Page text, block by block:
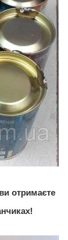
отримаєте